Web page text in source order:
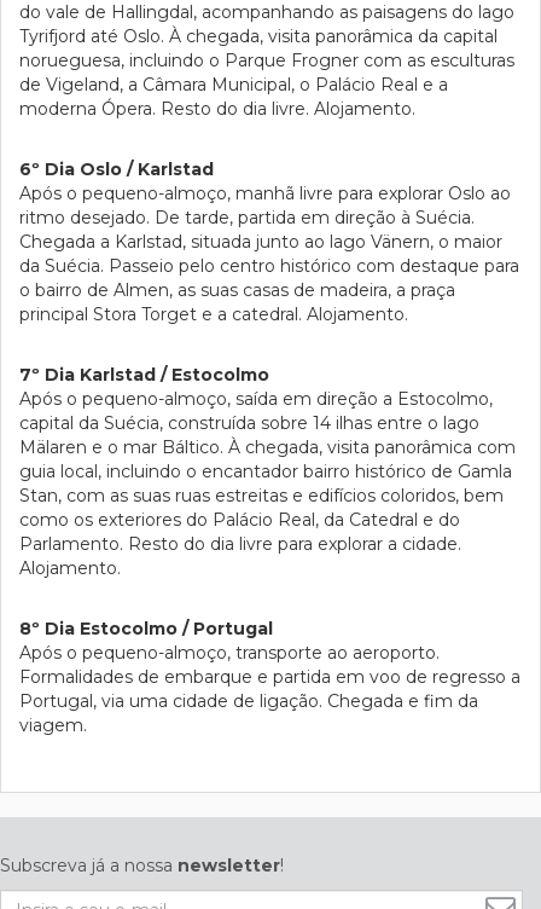
do vale de Hallingdal, acompanhando as paisagens do lago
Tyrifjord até Oslo. À chegada, visita panorâmica da capital
norueguesa, incluindo o Parque Frogner com as esculturas
de Vigeland, a Câmara Municipal, o Palácio Real e a
moderna Ópera. Resto do dia livre. Alojamento.
6º Dia Oslo / Karlstad
Após o pequeno-almoço, manhã livre para explorar Oslo ao
ritmo desejado. De tarde, partida em direção à Suécia.
Chegada a Karlstad, situada junto ao lago Vänern, o maior
da Suécia. Passeio pelo centro histórico com destaque para
o bairro de Almen, as suas casas de madeira, a praça
principal Stora Torget e a catedral. Alojamento.
7º Dia Karlstad / Estocolmo
Após o pequeno-almoço, saída em direção a Estocolmo,
capital da Suécia, construída sobre 14 ilhas entre o lago
Mälaren e o mar Báltico. À chegada, visita panorâmica com
guia local, incluindo o encantador bairro histórico de Gamla
Stan, com as suas ruas estreitas e edifícios coloridos, bem
como os exteriores do Palácio Real, da Catedral e do
Parlamento. Resto do dia livre para explorar a cidade.
Alojamento.
8º Dia Estocolmo / Portugal
Após o pequeno-almoço, transporte ao aeroporto.
Formalidades de embarque e partida em voo de regresso a
Portugal, via uma cidade de ligação. Chegada e fim da
viagem.
Subscreva já a nossa newsletter!